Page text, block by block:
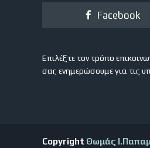
Facebook
Επιλέξτε τον τρόπο
σας ενημερώσουμε για τις
Copyright Θωμάς